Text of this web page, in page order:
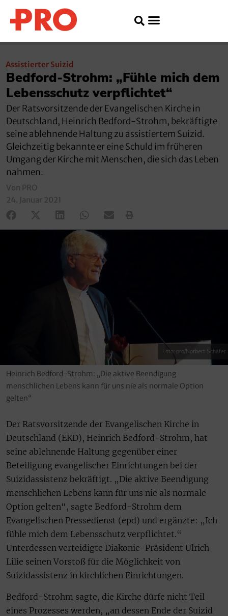
Assistierter Suizid
Bedford-Strohm: „Fühle mich dem
Lebensschutz verpflichtet“
Der Ratsvorsitzende der Evangelischen Kirche in
Deutschland, Heinrich Bedford-Strohm, bekräftigte
seine ablehnende Haltung zu assistiertem Suizid.
Gleichzeitig bekannte er eine Schuld im früheren
Umgang der Kirche mit Menschen, die sich das Leben
nahmen.
Von PRO
24. Januar 2021
Foto: pro/Norbert Schäfer
Heinrich Bedford-Strohm: „Die aktive Beendigung
menschlichen Lebens kann für uns nie als normale Option
gelten“
Der Ratsvorsitzende der Evangelischen Kirche in
Deutschland (EKD), Heinrich Bedford-Strohm, hat
seine ablehnende Haltung gegenüber einer
Beteiligung evangelischer Einrichtungen bei der
Suizidassistenz bekräftigt. „Die aktive Beendigung
menschlichen Lebens kann für uns nie als normale
Option gelten“, sagte Bedford-Strohm dem
Evangelischen Pressedienst (epd) und ergänzte: „Ich
fühle mich dem Lebensschutz verpflichtet.“
Unterdessen verteidigte Diakonie-Präsident Ulrich
Lilie seinen Vorstoß für die Möglichkeit von
Suizidassistenz in kirchlichen Einrichtungen.
Bedford-Strohm sagte, die Kirche dürfe nicht Teil
eines Prozesses werden, „an dessen Ende der Suizid